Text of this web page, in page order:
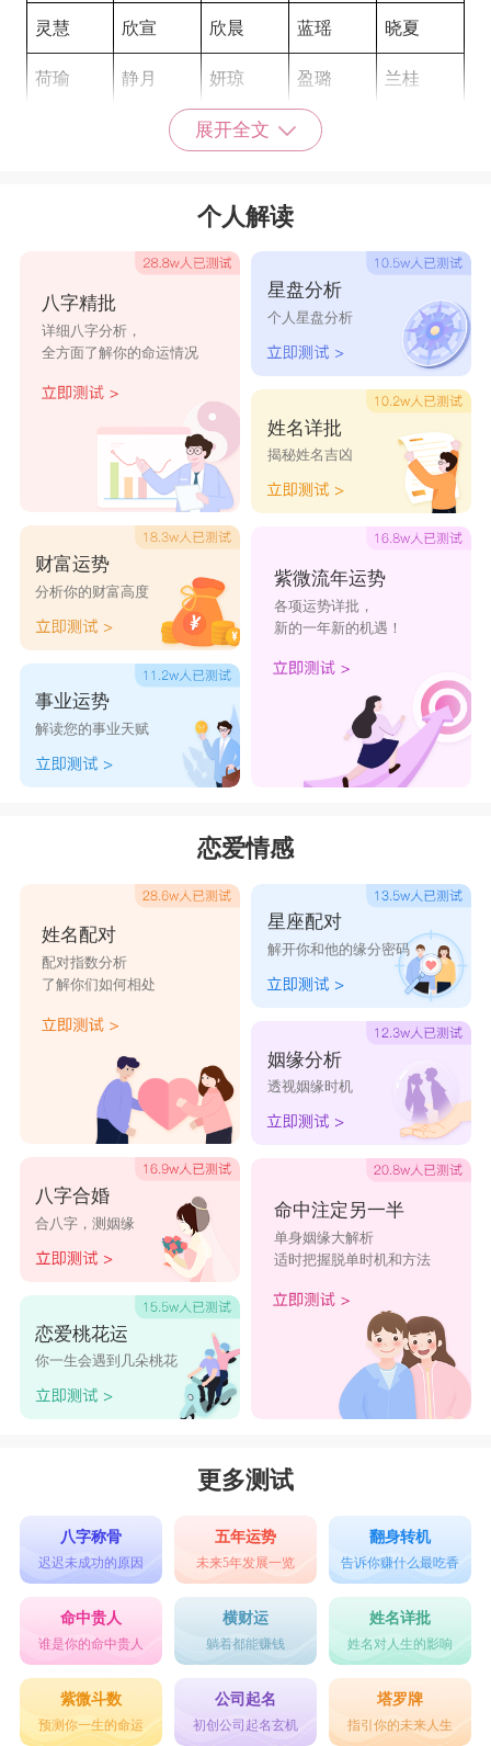
灵慧 欣宣 欣晨 蓝瑶 晓夏
荷瑜 静月 妍琼 盈璐 兰桂
韵涵 翠芙
秋韵
展开全文
个人解读
八字精批
详细八字分析，
全方面了解你的命运情况
财富运势
分析你的财富高度
事业运势
解读您的事业天赋
星盘分析
个人星盘分析
姓名详批
揭秘姓名吉凶
紫微流年运势
各项运势详批，
新的一年新的机遇！
恋爱情感
姓名配对
配对指数分析
了解你们如何相处
八字合婚
合八字，测姻缘
恋爱桃花运
你一生会遇到几朵桃花
星座配对
解开你和他的缘分密码
姻缘分析
透视姻缘时机
命中注定另一半
单身姻缘大解析
适时把握脱单时机和方法
更多测试
八字称骨
迟迟未成功的原因
五年运势
未来5年发展一览
翻身转机
告诉你赚什么最吃香
命中贵人
谁是你的命中贵人
横财运
躺着都能赚钱
姓名详批
姓名对人生的影响
紫微斗数
预测你一生的命运
公司起名
初创公司起名玄机
塔罗牌
指引你的未来人生